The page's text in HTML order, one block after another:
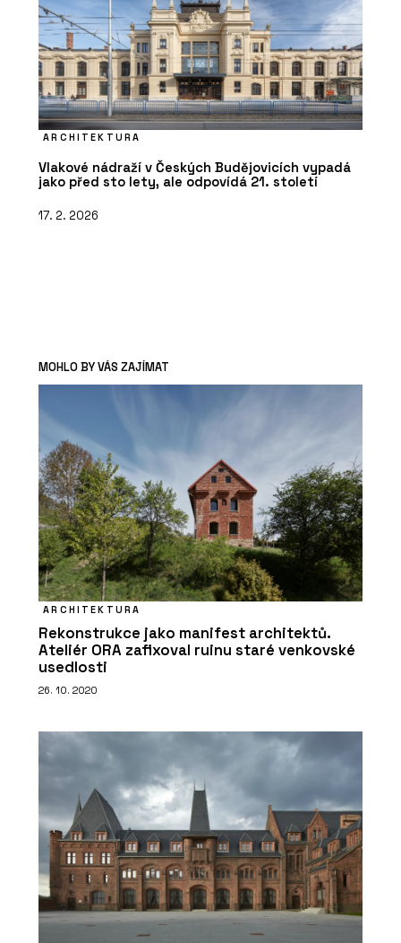
ARCHITEKTURA
Vlakové nádraží v Českých Budějovicích vypadá
jako před sto lety, ale odpovídá 21. století
17. 2. 2026
MOHLO BY VÁS ZAJÍMAT
ARCHITEKTURA
Rekonstrukce jako manifest architektů.
Ateliér ORA zafixoval ruinu staré venkovské
usedlosti
26. 10. 2020